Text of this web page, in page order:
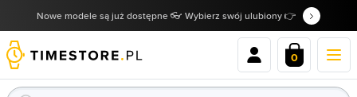
Nowe modele są już dostępne 👓 Wybierz swój ulubiony 👉
0